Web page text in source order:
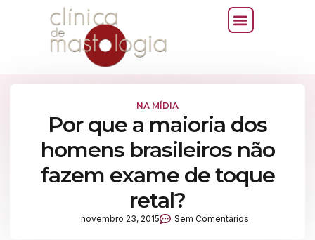
NA MÍDIA
Por que a maioria dos
homens brasileiros não
fazem exame de toque
retal?
novembro 23, 2015 Sem Comentários